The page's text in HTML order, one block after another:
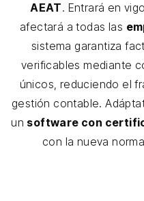
AEAT. Entrará en
afectará a todas las
sistema garantiza
verificables mediante
únicos, reduciendo el
gestión contable.
un software con
con la nueva